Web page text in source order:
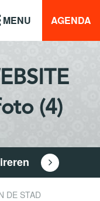
MENU AGENDA
(4)
DE STAD